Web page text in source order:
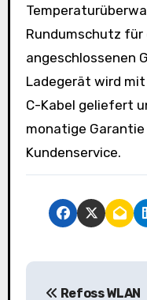
Rundumschutz für
angeschlossenen
Ladegerät wird mit
C-Kabel geliefert
monatige
Kundenservice.
B
Refoss WLAN